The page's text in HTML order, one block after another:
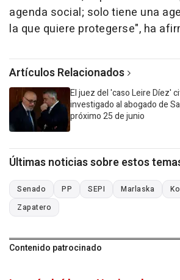
agenda social; solo tiene una
la que quiere protegerse", ha
Artículos Relacionados
El juez del 'caso Leire Díez'
investigado al abogado de
próximo 25 de junio
Últimas noticias sobre estos
Senado PP SEPI Marlaska
Zapatero
Contenido patrocinado